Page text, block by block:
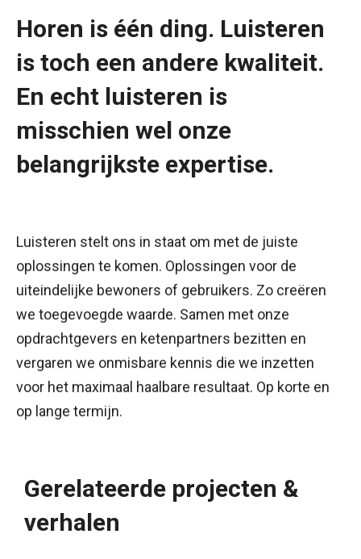
Horen is één ding. Luisteren
is toch een andere kwaliteit.
En echt luisteren is
misschien wel onze
belangrijkste expertise.
Luisteren stelt ons in staat om met de juiste
oplossingen te komen. Oplossingen voor de
uiteindelijke bewoners of gebruikers. Zo creëren
we toegevoegde waarde. Samen met onze
opdrachtgevers en ketenpartners bezitten en
vergaren we onmisbare kennis die we inzetten
voor het maximaal haalbare resultaat. Op korte en
op lange termijn.
Gerelateerde projecten &
verhalen